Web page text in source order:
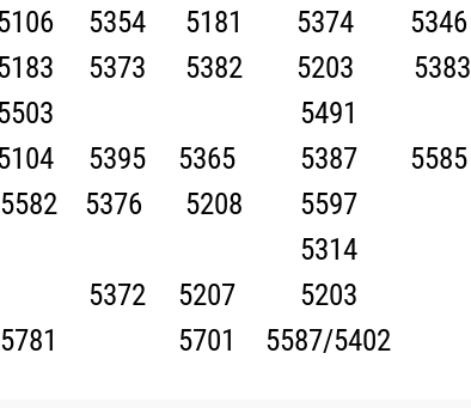
5354 5181 5374 5346
5373 5382 5203 5383
5491
5395 5365 5387 5585
5582 5376 5208 5597
5314
5372 5207 5203
5781 5701 5587/5402